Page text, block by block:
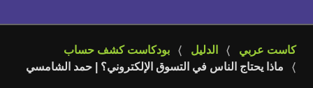
كاست عربي الدليل
بودكاست كشف حساب
ماذا يحتاج الناس في التسوق الإلكتروني؟ | حمد الشامسي